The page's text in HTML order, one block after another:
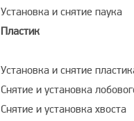
Установка и снятие паука
Пластик
Установка и снятие
Снятие и установка
Снятие и установка хвоста